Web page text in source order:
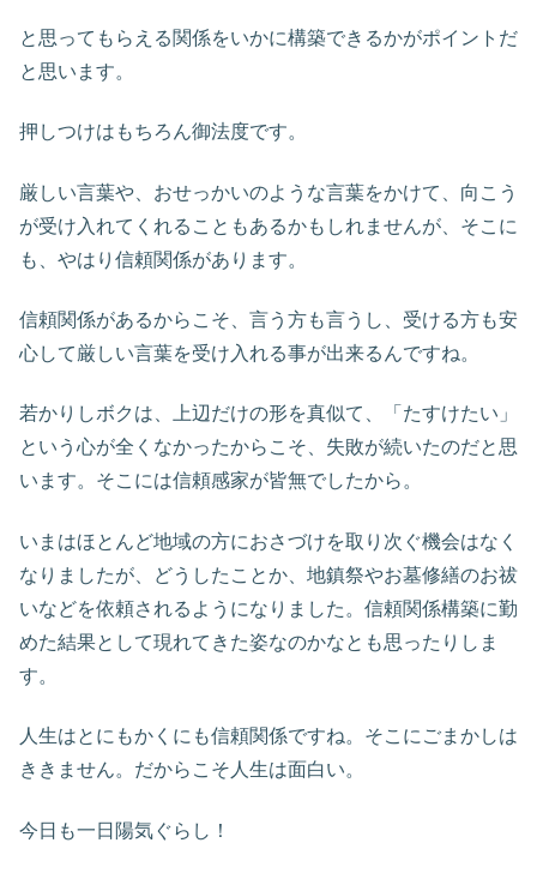
と思ってもらえる関係をいかに構築できるかがポイントだ
と思います。
押しつけはもちろん御法度です。
厳しい言葉や、おせっかいのような言葉をかけて、向こう
が受け入れてくれることもあるかもしれませんが、そこに
も、やはり信頼関係があります。
信頼関係があるからこそ、言う方も言うし、受ける方も安
心して厳しい言葉を受け入れる事が出来るんですね。
若かりしボクは、上辺だけの形を真似て、「たすけたい」
という心が全くなかったからこそ、失敗が続いたのだと思
います。そこには信頼感家が皆無でしたから。
いまはほとんど地域の方におさづけを取り次ぐ機会はなく
なりましたが、どうしたことか、地鎮祭やお墓修繕のお祓
いなどを依頼されるようになりました。信頼関係構築に勤
めた結果として現れてきた姿なのかなとも思ったりしま
す。
人生はとにもかくにも信頼関係ですね。そこにごまかしは
ききません。だからこそ人生は面白い。
今日も一日陽気ぐらし！